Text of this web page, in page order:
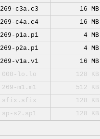
269-c3a.c3
16 MB
269-c4a.c4
16 MB
269-p1a.p1
4 MB
269-p2a.p1
4 MB
269-v1a.v1
16 MB
000-lo.lo
128 KB
269-m1.m1
512 KB
sfix.sfix
128 KB
sp-s2.sp1
128 KB